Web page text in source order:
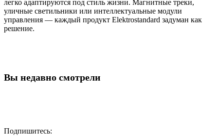
легко адаптируются под стиль жизни. Магнитные треки,
уличные светильники или интеллектуальные модули
управления — каждый продукт Elektrostandard задуман как
решение.
Вы недавно смотрели
Подпишитесь: